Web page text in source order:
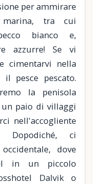
per ammirare
tra cui
bianco e,
azzurre! Se vi
cimentarvi nella
pesce pescato.
la penisola
paio di villaggi
nell'accogliente
Dopodiché, ci
dove
in un piccolo
Dalvik o